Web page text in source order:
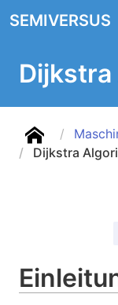
SEMIVERSUS
Dijkstra